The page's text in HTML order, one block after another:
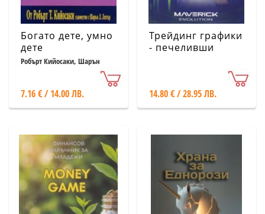
Богато дете, умно
дете
Робърт Кийосаки, Шарън
7.16 € / 14.00 ЛВ.
Трейдинг графики
- печеливши
14.80 € / 28.95 ЛВ.